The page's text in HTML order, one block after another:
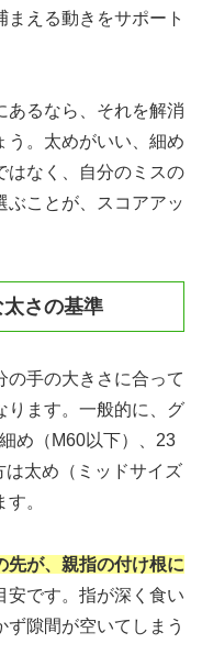
える動きをサポート
あるなら、それを解消
う。太めがいい、細め
はなく、自分のミスの
ぶことが、スコアアッ
さの基準
の手の大きさに合って
ります。一般的に、グ
め（M60以下）、23
は太め（ミッドサイズ
。
先が、親指の付け根に
安です。指が深く食い
隙間が空いてしまう